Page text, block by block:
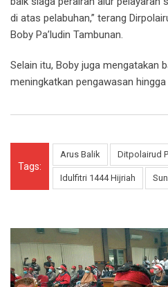
di atas pelabuhan,” terang
Boby Pa’ludin Tambunan.
Selain itu, Boby juga mengatakan
meningkatkan pengawasan
Tags:
Arus Balik Ditpolairud
Idulfitri 1444 Hijriah